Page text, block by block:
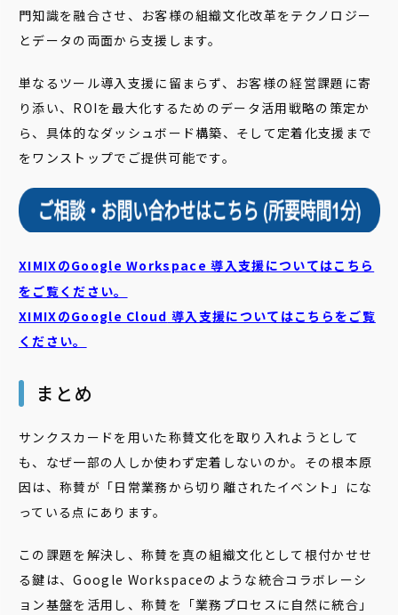
門知識を融合させ、お客様の組織文化改革をテクノロジー
とデータの両面から支援します。
単なるツール導入支援に留まらず、お客様の経営課題に寄
り添い、ROIを最大化するためのデータ活用戦略の策定か
ら、具体的なダッシュボード構築、そして定着化支援まで
をワンストップでご提供可能です。
XIMIXのGoogle Workspace 導入支援についてはこちら
をご覧ください。
XIMIXのGoogle Cloud 導入支援についてはこちらをご覧
ください。
まとめ
サンクスカードを用いた称賛文化を取り入れようとして
も、なぜ一部の人しか使わず定着しないのか。その根本原
因は、称賛が「日常業務から切り離されたイベント」にな
っている点にあります。
この課題を解決し、称賛を真の組織文化として根付かせせ
る鍵は、Google Workspaceのような統合コラボレーシ
ョン基盤を活用し、称賛を「業務プロセスに自然に統合」